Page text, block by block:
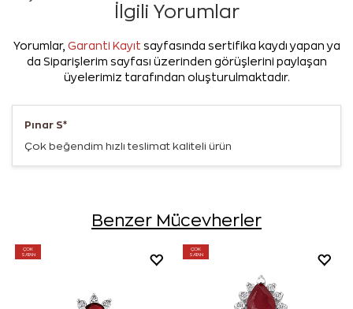
İlgili Yorumlar
Yorumlar, Garanti Kayıt sayfasında sertifika kaydı yapan ya
da Siparişlerim sayfası üzerinden görüşlerini paylaşan
üyelerimiz tarafından oluşturulmaktadır.
Pınar S*
Çok beğendim hızlı teslimat kaliteli ürün
Benzer Mücevherler
ÇOK
SATAN
ÇOK
SATAN